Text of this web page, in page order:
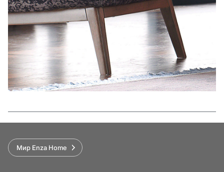
Функции
Мир Enza Home